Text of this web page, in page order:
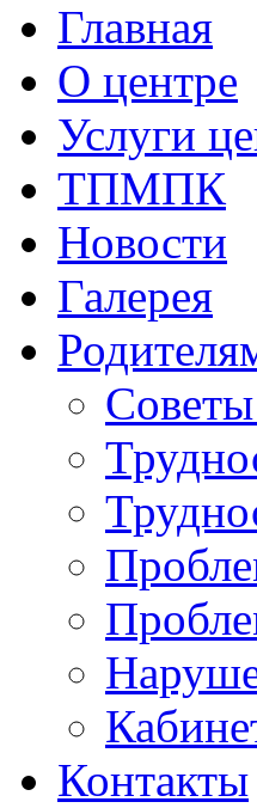
Главная
О центре
Услуги
ТПМПК
Новости
Галерея
Контакты